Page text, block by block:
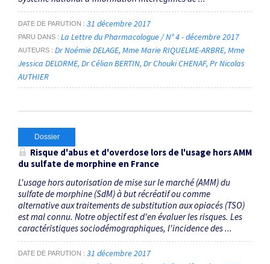
DATE DE PARUTION 31 décembre 2017
PARU DANS La Lettre du Pharmacologue / N° 4 - décembre 2017
AUTEURS Dr Noémie DELAGE Mme Marie RIQUELME-ARBRE Mme
Jessica DELORME Dr Célian BERTIN Dr Chouki CHENAF Pr Nicolas
AUTHIER
Dossier
Risque d'abus et d'overdose lors de l'usage hors AMM
du sulfate de morphine en France
L'usage hors autorisation de mise sur le marché (AMM) du
sulfate de morphine (SdM) à but récréatif ou comme
alternative aux traitements de substitution aux opiacés (TSO)
est mal connu. Notre objectif est d'en évaluer les risques. Les
caractéristiques sociodémographiques, l'incidence des ...
DATE DE PARUTION 31 décembre 2017